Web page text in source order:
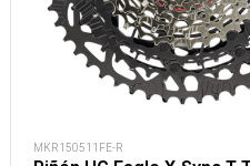
MKR150511FE-R